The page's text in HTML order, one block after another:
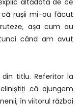
că rușii mi-au făcut
așa cum au
când am avut
titlu. Referitor la
că ajungem
în viitorul război